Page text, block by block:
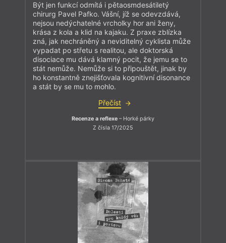
Být jen funkcí odmítá i pětaosmdesátiletý
chirurg Pavel Pafko. Vášní, jíž se odevzdává,
nejsou nedýchatelné vrcholky hor ani ženy,
krása z kola a klid na kajaku. Z praxe zblízka
zná, jak nechráněný a neviditelný cyklista může
vypadat po střetu s realitou, ale doktorská
disociace mu dává klamný pocit, že jemu se to
stát nemůže. Nemůže si to připouštět, jinak by
ho konstantně znejišťovala kognitivní disonance
a stát by se mu to mohlo.
Přečíst
Recenze a reflexe – Horké párky
Z čísla 17/2025